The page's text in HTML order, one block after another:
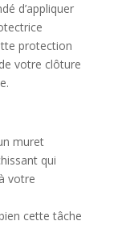
d’appliquer
protection
votre clôture
muret
qui
votre
cette tâche